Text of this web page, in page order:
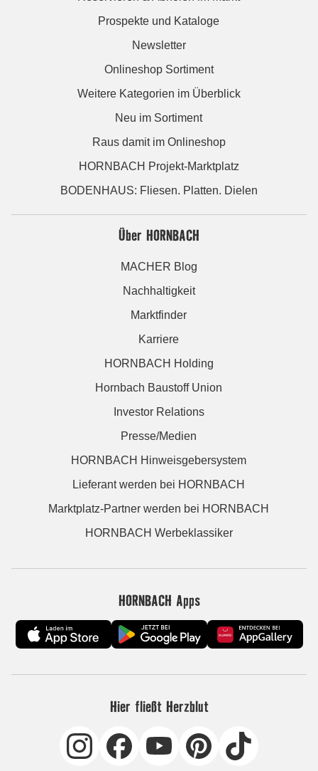
Prospekte und Kataloge
Newsletter
Onlineshop Sortiment
Weitere Kategorien im Überblick
Neu im Sortiment
Raus damit im Onlineshop
HORNBACH Projekt-Marktplatz
BODENHAUS: Fliesen. Platten. Dielen
Über HORNBACH
MACHER Blog
Nachhaltigkeit
Marktfinder
Karriere
HORNBACH Holding
Hornbach Baustoff Union
Investor Relations
Presse/Medien
HORNBACH Hinweisgebersystem
Lieferant werden bei HORNBACH
Marktplatz-Partner werden bei HORNBACH
HORNBACH Werbeklassiker
HORNBACH Apps
Hier fließt Herzblut